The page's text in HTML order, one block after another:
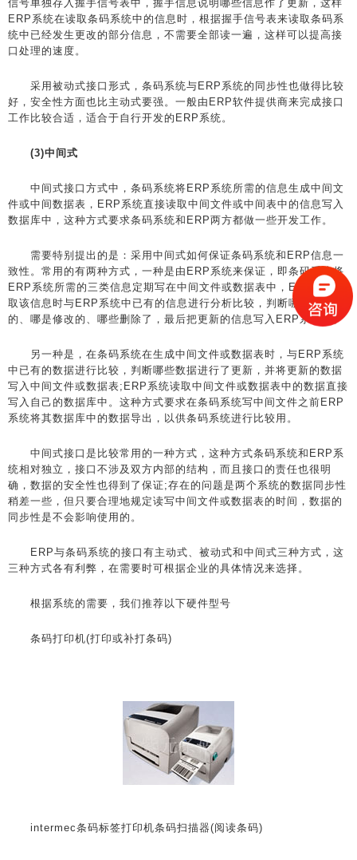
信号单独存入握手信号表中，握手信息说明哪些信息作了更新，这样
ERP系统在读取条码系统中的信息时，根据握手信号表来读取条码系
统中已经发生更改的部分信息，不需要全部读一遍，这样可以提高接
口处理的速度。
采用被动式接口形式，条码系统与ERP系统的同步性也做得比较
好，安全性方面也比主动式要强。一般由ERP软件提供商来完成接口
工作比较合适，适合于自行开发的ERP系统。
(3)中间式
中间式接口方式中，条码系统将ERP系统所需的信息生成中间文
件或中间数据表，ERP系统直接读取中间文件或中间表中的信息写入
数据库中，这种方式要求条码系统和ERP两方都做一些开发工作。
需要特别提出的是：采用中间式如何保证条码系统和ERP信息一
致性。常用的有两种方式，一种是由ERP系统来保证，即条码系统将
ERP系统所需的三类信息定期写在中间文件或数据表中，ERP系统读
取该信息时与ERP系统中已有的信息进行分析比较，判断哪是新增
的、哪是修改的、哪些删除了，最后把更新的信息写入ERP系统中。
另一种是，在条码系统在生成中间文件或数据表时，与ERP系统
中已有的数据进行比较，判断哪些数据进行了更新，并将更新的数据
写入中间文件或数据表;ERP系统读取中间文件或数据表中的数据直接
写入自己的数据库中。这种方式要求在条码系统写中间文件之前ERP
系统将其数据库中的数据导出，以供条码系统进行比较用。
中间式接口是比较常用的一种方式，这种方式条码系统和ERP系
统相对独立，接口不涉及双方内部的结构，而且接口的责任也很明
确，数据的安全性也得到了保证;存在的问题是两个系统的数据同步性
稍差一些，但只要合理地规定读写中间文件或数据表的时间，数据的
同步性是不会影响使用的。
ERP与条码系统的接口有主动式、被动式和中间式三种方式，这
三种方式各有利弊，在需要时可根据企业的具体情况来选择。
根据系统的需要，我们推荐以下硬件型号
条码打印机(打印或补打条码)
intermec条码标签打印机条码扫描器(阅读条码)